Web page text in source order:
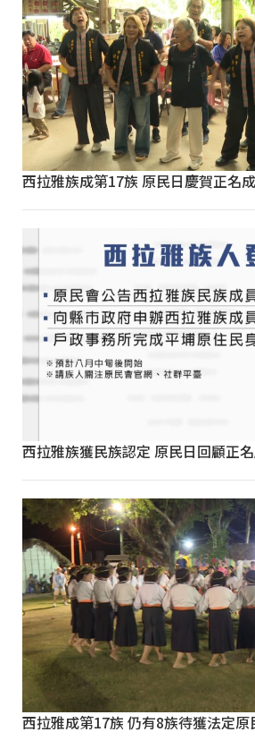
西拉雅族成第17族 原民日慶賀正名
西拉雅族獲民族認定 原民日回顧正
西拉雅成第17族 仍有8族待獲法定原